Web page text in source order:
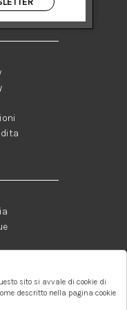
Contatti:
info@donna1981.it
sito si avvale di cookie di
descritto nella pagina cookie